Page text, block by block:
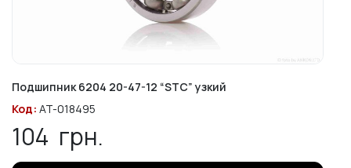
Подшипник 6204 20-47-12 “STC” узкий
Код: AT-018495
104 грн.